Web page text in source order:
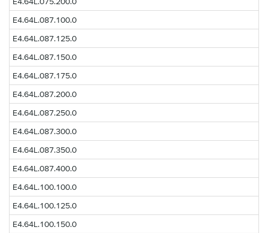
E4.64L.087.100.0
E4.64L.087.125.0
E4.64L.087.150.0
E4.64L.087.175.0
E4.64L.087.200.0
E4.64L.087.250.0
E4.64L.087.300.0
E4.64L.087.350.0
E4.64L.087.400.0
E4.64L.100.100.0
E4.64L.100.125.0
E4.64L.100.150.0